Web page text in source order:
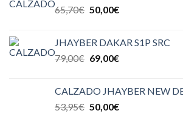
65,70€ 50,00€
JHAYBER DAKAR S1P SRC
79,00€ 69,00€
CALZADO JHAYBER NEW
53,95€ 50,00€